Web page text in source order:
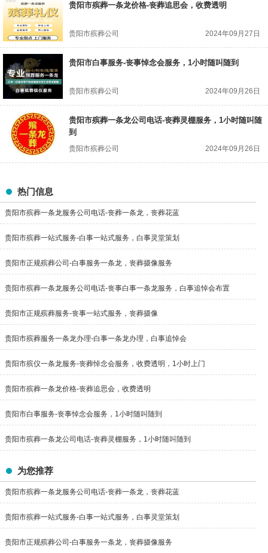
贵阳市殡葬一条龙价格-丧葬追思会，收费透明
贵阳市殡葬公司 2024年09月27日
贵阳市白事服务-丧事悼念会服务，1小时随叫随到
贵阳市殡葬公司 2024年09月26日
贵阳市殡葬一条龙公司电话-丧葬灵棚服务，1小时随叫随
到
贵阳市殡葬公司 2024年09月26日
热门信息
贵阳市殡葬一条龙服务公司电话-丧葬一条龙，丧葬花蓝
贵阳市殡葬一站式服务-白事一站式服务，白事灵堂策划
贵阳市正规殡葬公司-白事服务一条龙，丧葬摄像服务
贵阳市殡葬一条龙服务公司电话-丧事白事一条龙服务，白事追悼会布置
贵阳市正规殡葬服务-丧事一站式服务，丧葬摄像
贵阳市殡葬服务一条龙办理-白事一条龙办理，白事追悼会
贵阳市殡仪一条龙服务-丧葬悼念会服务，收费透明，1小时上门
贵阳市殡葬一条龙价格-丧葬追思会，收费透明
贵阳市白事服务-丧事悼念会服务，1小时随叫随到
贵阳市殡葬一条龙公司电话-丧葬灵棚服务，1小时随叫随到
为您推荐
贵阳市殡葬一条龙服务公司电话-丧葬一条龙，丧葬花蓝
贵阳市殡葬一站式服务-白事一站式服务，白事灵堂策划
贵阳市正规殡葬公司-白事服务一条龙，丧葬摄像服务